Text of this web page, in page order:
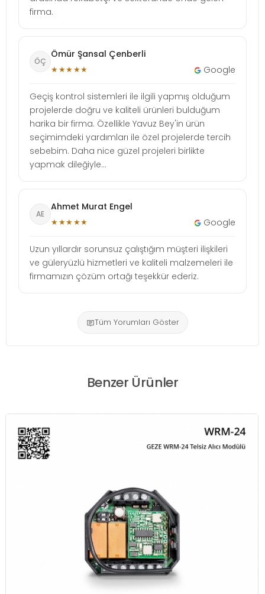
firma.
ÖÇ
Ömür Şansal Çenberli
★★★★★ Google
Geçiş kontrol sistemleri ile ilgili yapmış olduğum
projelerde doğru ve kaliteli ürünleri bulduğum
harika bir firma. Özellikle Yavuz Bey'in ürün
seçimimdeki yardımları ile özel projelerde tercih
sebebim. Daha nice güzel projeleri birlikte
yapmak dileğiyle...
AE
Ahmet Murat Engel
★★★★★ Google
Uzun yıllardır sorunsuz çalıştığım müşteri ilişkileri
ve güleryüzlü hizmetleri ve kaliteli malzemeleri ile
firmamızın çözüm ortağı teşekkür ederiz.
Tüm Yorumları Göster
Benzer Ürünler